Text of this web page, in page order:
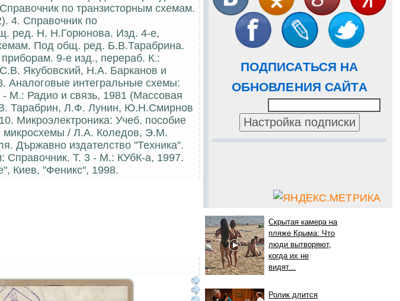
ПОДПИСАТЬСЯ НА
ОБНОВЛЕНИЯ САЙТА
Скрытая камера на
пляже Крыма: Что
люди вытворяют,
когда их не
видят...
Ролик длится
по транзисторным схемам.
4. Справочник по
ред. Н. Н.Горюнова. Изд. 4-е,
Под общ. ред. Б.В.Тарабрина.
9-е изд., перераб. К.:
Якубовский, Н.А. Барканов и
Аналоговые интегральные схемы:
Радио и связь, 1981 (Массовая
Тарабрин, Л.Ф. Лунин, Ю.Н.Смирнов
Микроэлектроника: Учеб. пособие
микросхемы / Л.А. Коледов, Э.М.
Държавно издателство "Техника".
Справочник. Т. 3 - М.: КУбК-а, 1997.
Киев, "Феникс", 1998.